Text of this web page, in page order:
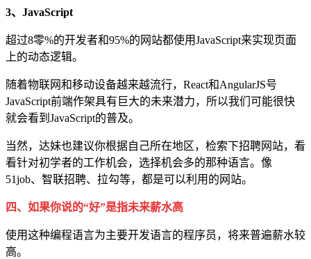
3、JavaScript
超过8零%的开发者和95%的网站都使用JavaScript来实现页面
上的动态逻辑。
随着物联网和移动设备越来越流行，React和AngularJS号
JavaScript前端作架具有巨大的未来潜力，所以我们可能很快
就会看到JavaScript的普及。
当然，达妹也建议你根据自己所在地区，检索下招聘网站，看
看针对初学者的工作机会，选择机会多的那种语言。像
51job、智联招聘、拉勾等，都是可以利用的网站。
四、如果你说的“好”是指未来薪水高
使用这种编程语言为主要开发语言的程序员，将来普遍薪水较
高。